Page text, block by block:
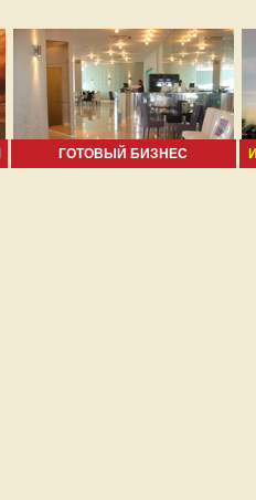
ГОТОВЫЙ БИЗНЕС